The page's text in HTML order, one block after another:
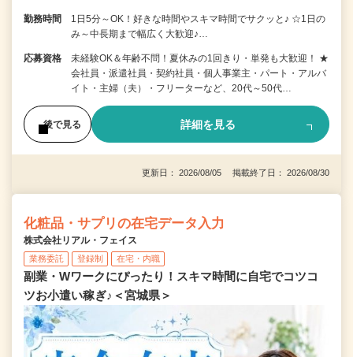
勤務時間
1日5分～OK！好きな時間やスキマ時間でサクッと♪ ☆1日の
み～中長期まで幅広く大歓迎♪…
応募資格
未経験OK＆年齢不問！夏休みの1回きり・単発も大歓迎！ ★
会社員・派遣社員・契約社員・個人事業主・パート・アルバ
イト・主婦（夫）・フリーターなど、20代～50代…
後で見る 詳細を見る
更新日： 2026/08/05 掲載終了日： 2026/08/30
化粧品・サプリの在宅データ入力
株式会社リアル・フェイス
業務委託 登録制 在宅・内職
副業・Wワークにぴったり！スキマ時間に自宅でコツコ
ツお小遣い稼ぎ♪＜宮城県＞